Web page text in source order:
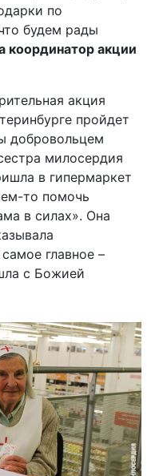
по
будем рады
координатор акции
акция
пройдет
добровольцем
милосердия
в гипермаркет
то помочь
в силах». Она
главное –
с Божией